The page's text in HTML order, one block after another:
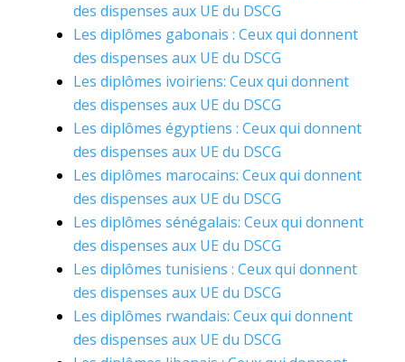
des dispenses aux UE du DSCG
Les diplômes gabonais : Ceux qui donnent
des dispenses aux UE du DSCG
Les diplômes ivoiriens: Ceux qui donnent
des dispenses aux UE du DSCG
Les diplômes égyptiens : Ceux qui donnent
des dispenses aux UE du DSCG
Les diplômes marocains: Ceux qui donnent
des dispenses aux UE du DSCG
Les diplômes sénégalais: Ceux qui donnent
des dispenses aux UE du DSCG
Les diplômes tunisiens : Ceux qui donnent
des dispenses aux UE du DSCG
Les diplômes rwandais: Ceux qui donnent
des dispenses aux UE du DSCG